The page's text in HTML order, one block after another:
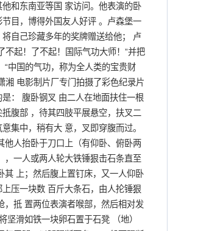
和东南亚等国 家访问。他表演的卧
目，博得外国友人好评 。卢森堡一
自己珍藏多年的奖牌赠送给他； 卢
不起！了不起！国际气功大师！”并把
中国的气功，称为全人类的宝贵财
湘 电影制片厂专门拍摄了彩色纪录片
： 腹卧钢叉 由二人在地面扶住一根
腹部 ，待其四肢平展悬空，扶叉二
集中，稍有大 意，叉即穿腹而过。
他人抬卧于刀口上（有仰卧、俯卧两
一人或两人轮大铁锤狠击石条直至
其 上；然后腹上置钉床，又一人仰卧
压一块数 百斤大条石，由人抡锤狠
，抵 置两位表演者喉部，然后相对发
滑如铁一块卵石置于石凳 （地）